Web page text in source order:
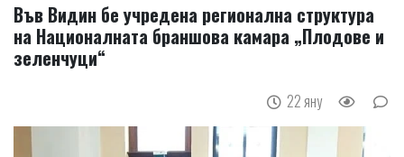
Във Видин бе учредена регионална структура
на Националната браншова камара „Плодове и
зеленчуци“
22 яну